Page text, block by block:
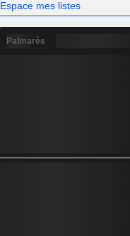
Espace mes listes
Palmarès